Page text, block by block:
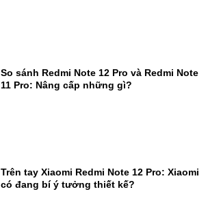
So sánh Redmi Note 12 Pro và Redmi Note
11 Pro: Nâng cấp những gì?
Trên tay Xiaomi Redmi Note 12 Pro: Xiaomi
có đang bí ý tưởng thiết kế?